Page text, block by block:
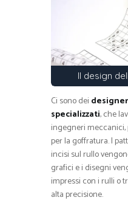
Il design
Ci sono dei
specializzati, che
ingegneri meccanici,
per la goffratura. I
incisi sul rullo
grafici e i disegni
impressi con i rulli o
alta precisione.